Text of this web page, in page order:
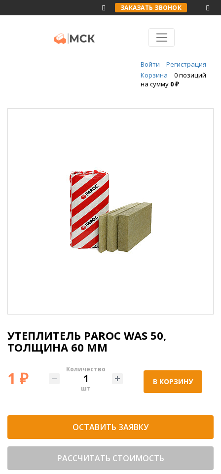
ЗАКАЗАТЬ ЗВОНОК
Войти
Регистрация
Корзина
0 позиций
на сумму 0 ₽
УТЕПЛИТЕЛЬ PAROC WAS 50,
ТОЛЩИНА 60 ММ
1 ₽ Количество
шт
В КОРЗИНУ
ОСТАВИТЬ ЗАЯВКУ
РАССЧИТАТЬ СТОИМОСТЬ